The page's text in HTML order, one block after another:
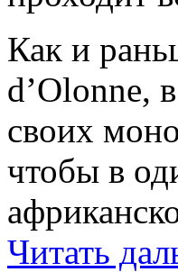
Как и
d’Olonne,
своих
чтобы в
Читать